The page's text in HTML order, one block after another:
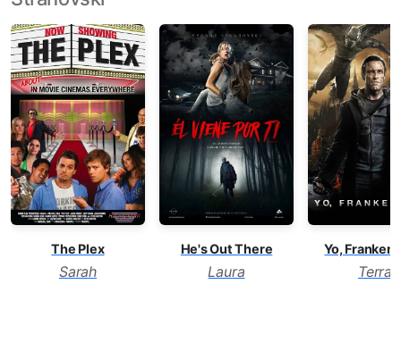
The Plex
Sarah
He's Out There
Laura
Yo,
Terra